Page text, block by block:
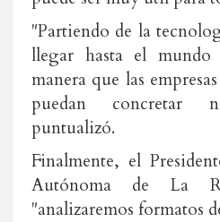
"Partiendo de la
llegar hasta el mundo
manera que las
puedan concretar
puntualizó.
Finalmente, el
Autónoma de La
"analizaremos formatos